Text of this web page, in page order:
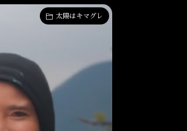
太陽はキマグレ